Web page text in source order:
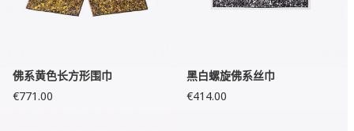
佛系黄色长方形围巾
€771.00
黑白螺旋佛系丝巾
€414.00